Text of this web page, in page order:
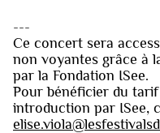
---
Ce concert sera
non voyantes grâce à
par la Fondation ISee.
Pour bénéficier du
introduction par ISee,